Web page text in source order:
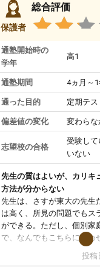
保護者
総合評価
通塾開始時の
学年
高1
通塾期間 4ヵ月～
通った目的 定期テ
偏差値の変化 変わらな
志望校の合格
受験し
いない
先生の質はよいが、カリキ
方法が分からない
先生は、さすが東大の先生
は高く、所見の問題でもス
ができる。ただし、個別家
で、なんでもこちらに合わ
のだが、具体的なカリキュ
は、授業の先取り学習を
投稿